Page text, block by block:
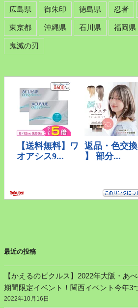
広島県 御朱印 徳島県 忍者
東京都 沖縄県 石川県 福岡県
鬼滅の刃
最近の投稿
【かえるのピクルス】2022年大阪・あ
期間限定イベント！関西イベント今年3
2022年10月16日